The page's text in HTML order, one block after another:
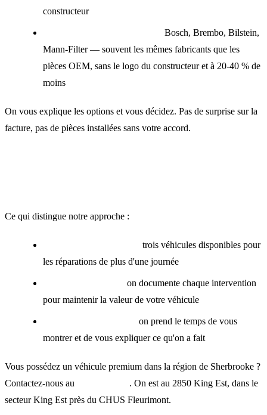
constructeur
Bosch, Brembo, Bilstein,
Mann-Filter — souvent les mêmes fabricants que les
pièces OEM, sans le logo du constructeur et à 20-40 % de
moins
On vous explique les options et vous décidez. Pas de surprise sur la
facture, pas de pièces installées sans votre accord.
Ce qui distingue notre approche :
trois véhicules disponibles pour
les réparations de plus d'une journée
on documente chaque intervention
pour maintenir la valeur de votre véhicule
on prend le temps de vous
montrer et de vous expliquer ce qu'on a fait
Vous possédez un véhicule premium dans la région de Sherbrooke ?
Contactez-nous au
. On est au 2850 King Est, dans le
secteur King Est près du CHUS Fleurimont.